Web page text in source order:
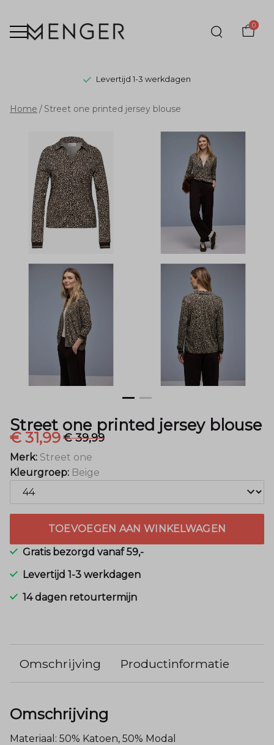
0
Levertijd 1-3 werkdagen
Street
one
printed
jersey
blouse
Menger
Mode
Home Street one printed jersey blouse
Street one printed jersey blouse
€ 31,99€ 39,99
Merk: Street one
Kleurgroep: Beige
TOEVOEGEN AAN WINKELWAGEN
Gratis bezorgd vanaf 59,-
Levertijd 1-3 werkdagen
14 dagen retourtermijn
Omschrijving Productinformatie
Omschrijving
Materiaal: 50% Katoen, 50% Modal